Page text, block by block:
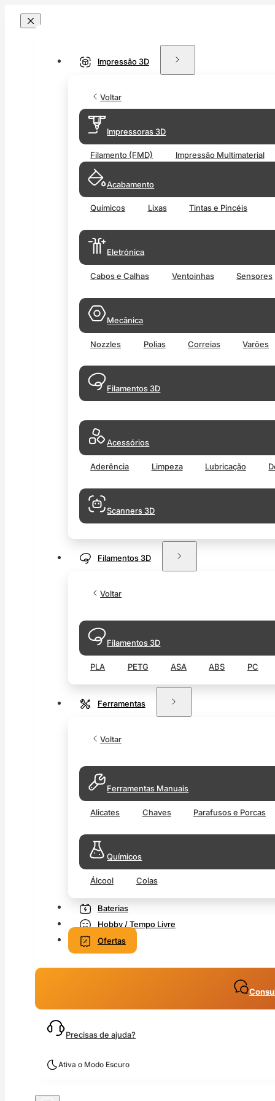
Impressão 3D
Voltar
Impressoras 3D
Filamento (FMD) Impressão Multimaterial
Acabamento
Químicos Lixas Tintas e Pincéis
Eletrónica
Cabos e Calhas Ventoinhas Sensores
Mecânica
Nozzles Polias Correias Varões
Filamentos 3D
Acessórios
Aderência Limpeza Lubricação
Scanners 3D
Filamentos 3D
Voltar
Filamentos 3D
PLA PETG ASA ABS PC
Ferramentas
Voltar
Ferramentas Manuais
Alicates Chaves Parafusos e Porcas
Químicos
Álcool Colas
Baterias
Hobby / Tempo Livre
Ofertas
Precisas de ajuda?
Ativa o Modo Escuro